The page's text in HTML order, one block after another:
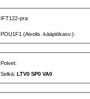
IFT122-pra:
POU1F1 (Aivolis. kääpiökasv.):
Polvet:
Selkä:LTV0 SP0 VA0